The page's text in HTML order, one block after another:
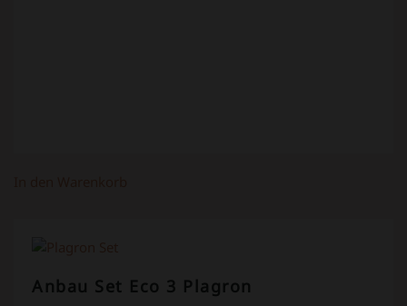
Anbau Set Eco 3 Plagron